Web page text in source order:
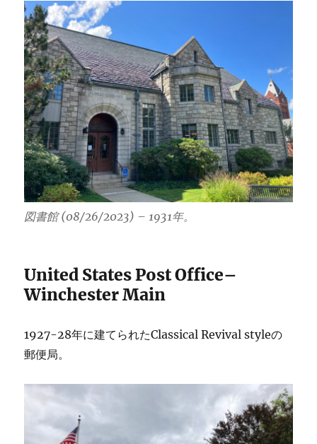
図書館 (08/26/2023) – 1931年。
United States Post Office–
Winchester Main
1927-28年に建てられたClassical Revival styleの
郵便局。